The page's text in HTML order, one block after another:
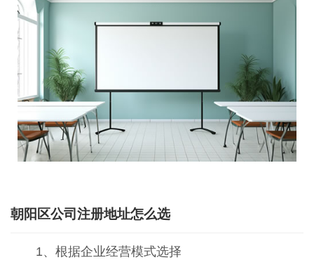
朝阳区公司注册地址怎么选
1、根据企业经营模式选择